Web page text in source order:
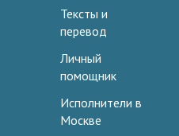
Тексты и
перевод
Личный
помощник
Исполнители в
Москве